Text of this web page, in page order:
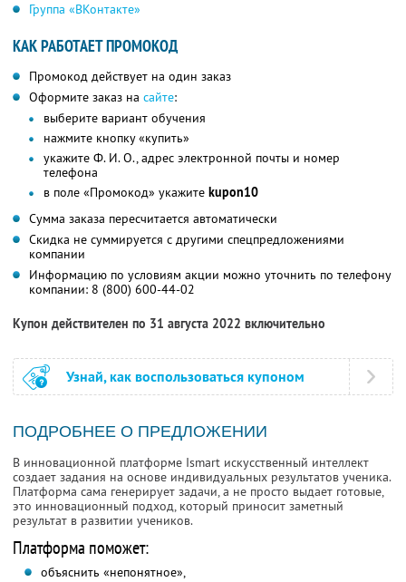
Группа «ВКонтакте»
КАК РАБОТАЕТ ПРОМОКОД
Промокод действует на один заказ
Оформите заказ на сайте:
выберите вариант обучения
нажмите кнопку «купить»
укажите Ф. И. О.,адрес электронной почты и номер
телефона
в поле «Промокод» укажите kupon10
Сумма заказа пересчитается автоматически
Скидка не суммируется с другими спецпредложениями
компании
Информацию по условиям акции можно уточнить по телефону
компании: 8 (800) 600-44-02
Купон действителен по 31 августа 2022 включительно
Узнай, как воспользоваться купоном
ПОДРОБНЕЕ О ПРЕДЛОЖЕНИИ
В инновационной платформе Ismart искусственный интеллект
создает задания на основе индивидуальных результатов ученика.
Платформа сама генерирует задачи, а не просто выдает готовые,
это инновационный подход, который приносит заметный
результат в развитии учеников.
Платформа поможет:
объяснить «непонятное»,